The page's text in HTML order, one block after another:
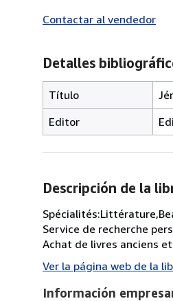
Contactar al vendedor
Detalles
Título
Editor
Descripción de la
Service de recherche
Achat de livres anciens
Ver la página web de la
Información